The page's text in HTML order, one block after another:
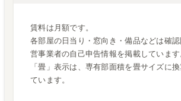
賃料は月額です。
各部屋の日当り・窓向き・備品などは確
営事業者の自己申告情報を掲載していま
「畳」表示は、専有部面積を畳サイズに
ています。